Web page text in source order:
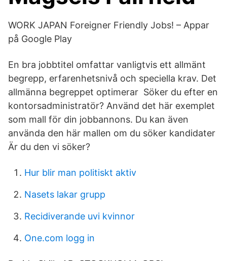
WORK JAPAN Foreigner Friendly Jobs! – Appar
på Google Play
En bra jobbtitel omfattar vanligtvis ett allmänt
begrepp, erfarenhetsnivå och speciella krav. Det
allmänna begreppet optimerar Söker du efter en
kontorsadministratör? Använd det här exemplet
som mall för din jobbannons. Du kan även
använda den här mallen om du söker kandidater
Är du den vi söker?
Hur blir man politiskt aktiv
Nasets lakar grupp
Recidiverande uvi kvinnor
One.com logg in